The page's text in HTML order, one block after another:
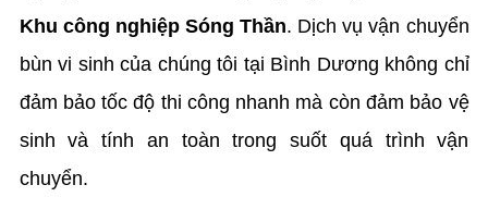
Khu công nghiệp Sóng Thần. Dịch vụ vận chuyển
bùn vi sinh của chúng tôi tại Bình Dương không chỉ
đảm bảo tốc độ thi công nhanh mà còn đảm bảo vệ
sinh và tính an toàn trong suốt quá trình vận
chuyển.